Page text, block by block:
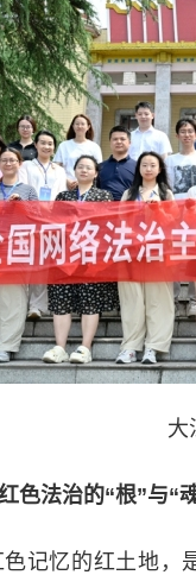
大
色法治的“根”与“
忆的红土地，